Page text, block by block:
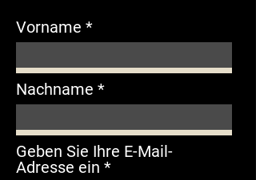
Vorname
Nachname
Geben Sie Ihre E-Mail-
Adresse ein